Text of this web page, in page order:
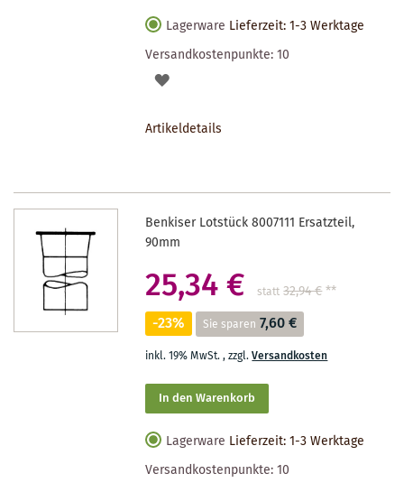
Lagerware Lieferzeit: 1-3 Werktage
Versandkostenpunkte:10
AUF
Artikeldetails
Benkiser Lotstück 8007111 Ersatzteil,
90mm
25,34 € statt 32,94 €**
-23% Sie sparen 7,60 €
inkl. 19% MwSt.,zzgl.Versandkosten
In den Warenkorb
Lagerware Lieferzeit: 1-3 Werktage
Versandkostenpunkte:10